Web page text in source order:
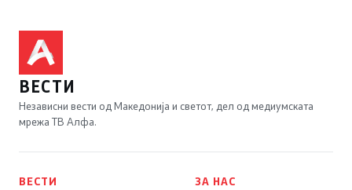
ВЕСТИ
Независни вести од Македонија и светот, дел од медиумската
мрежа ТВ Алфа.
ВЕСТИ
ЗА НАС